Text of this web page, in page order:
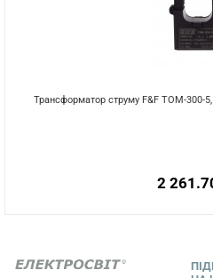
Трансформатор струму F&F TOM-300-
2